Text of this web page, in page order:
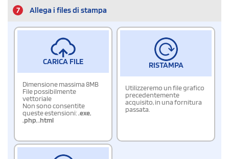
7 Allega i files di stampa
CARICA FILE
Dimensione massima 8MB
File possibilmente
vettoriale
Non sono consentite
queste estensioni:.exe,
.php,.html
RISTAMPA
Utilizzeremo un file grafico
precedentemente
acquisito, in una fornitura
passata.